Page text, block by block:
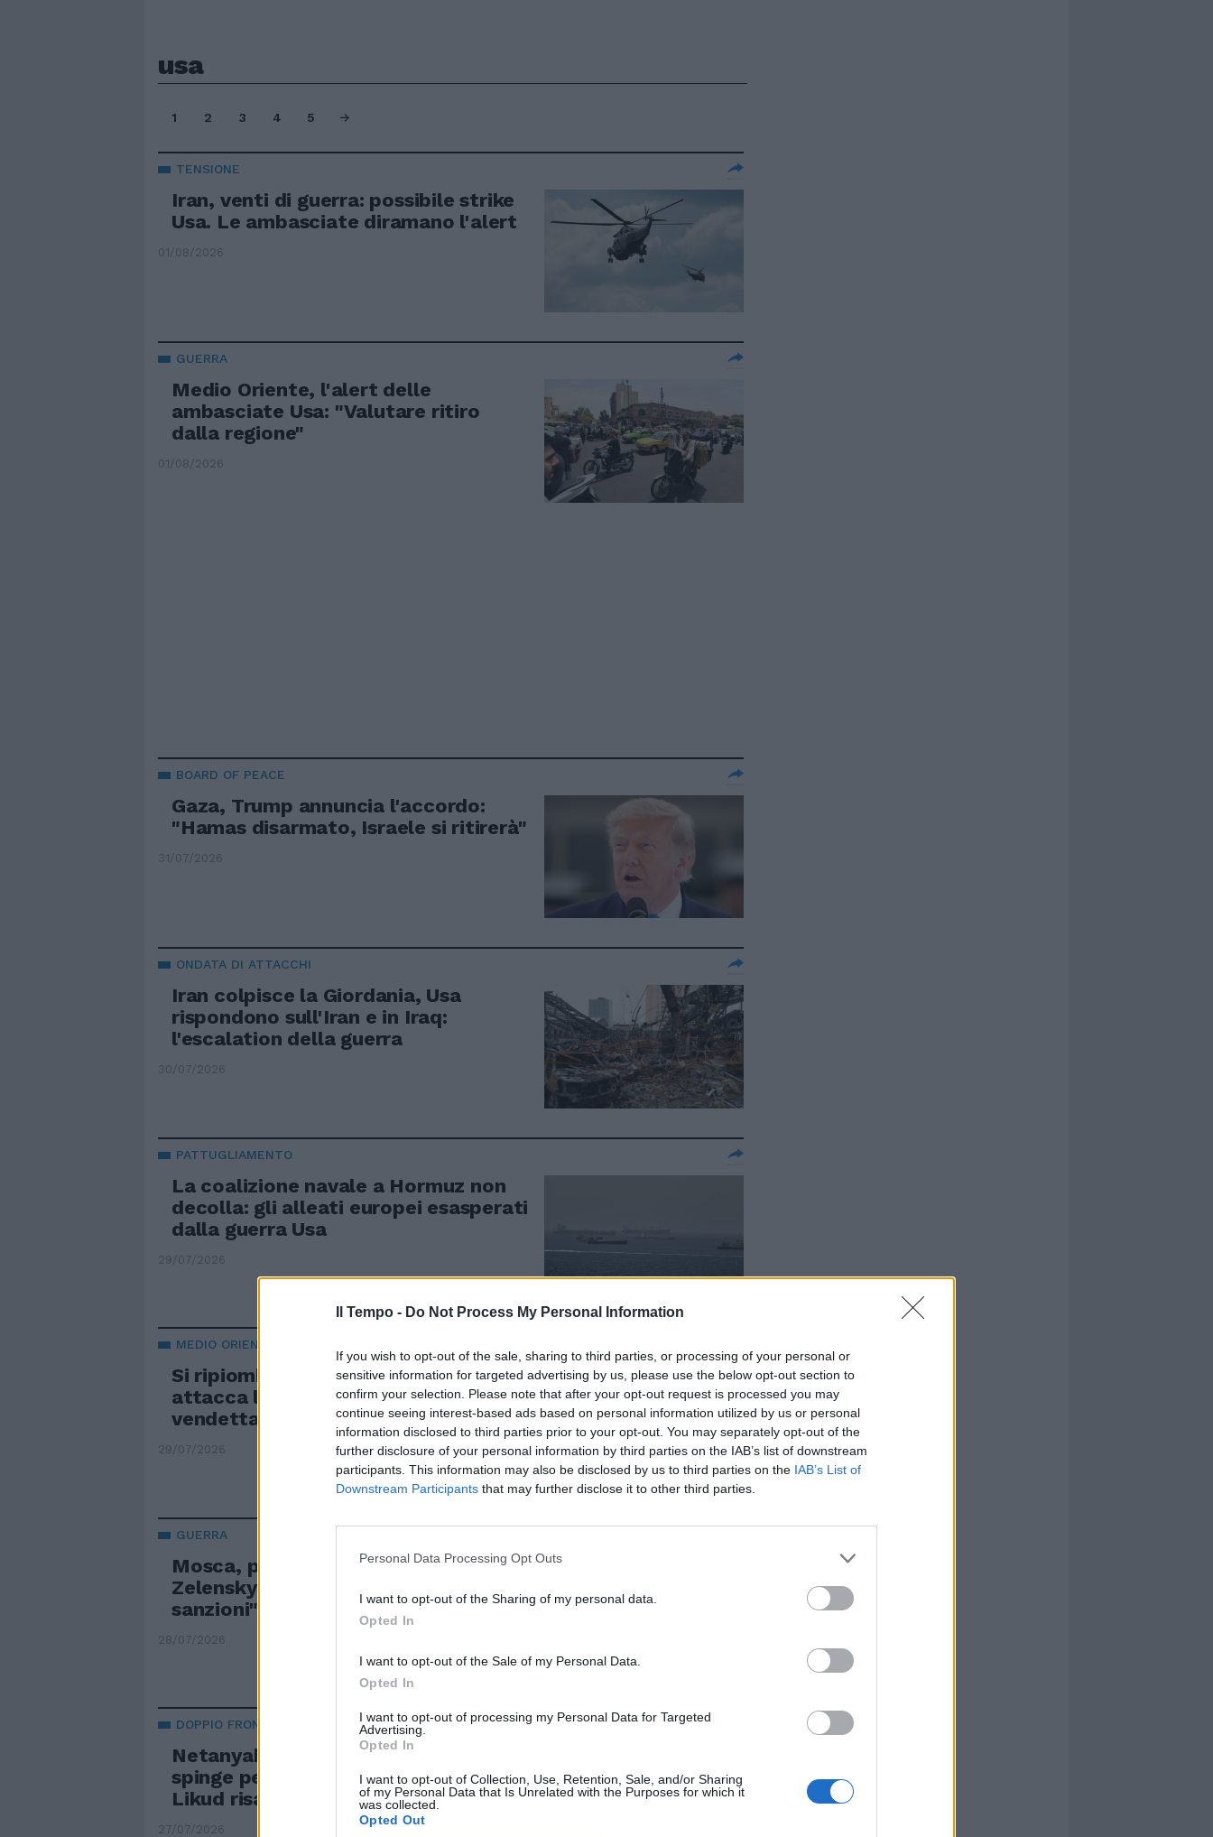
Il Tempo - Do Not Process My Personal Information
If you wish to opt-out of the sale, sharing to third parties, or processing of your personal or
sensitive information for targeted advertising by us, please use the below opt-out section to
confirm your selection. Please note that after your opt-out request is processed you may
continue seeing interest-based ads based on personal information utilized by us or personal
information disclosed to third parties prior to your opt-out. You may separately opt-out of the
further disclosure of your personal information by third parties on the IAB’s list of downstream
participants. This information may also be disclosed by us to third parties on the IAB’s List of
Downstream Participants that may further disclose it to other third parties.
Personal Data Processing Opt Outs
I want to opt-out of the Sharing of my personal data.
Opted In
I want to opt-out of the Sale of my Personal Data.
Opted In
I want to opt-out of processing my Personal Data for Targeted
Advertising.
Opted In
I want to opt-out of Collection, Use, Retention, Sale, and/or Sharing
of my Personal Data that Is Unrelated with the Purposes for which it
was collected.
Opted Out
usa
1 2 3 4 5
TENSIONE
Iran, venti di guerra: possibile strike
Usa. Le ambasciate diramano l'alert
01/08/2026
GUERRA
Medio Oriente, l'alert delle
ambasciate Usa: "Valutare ritiro
dalla regione"
01/08/2026
BOARD OF PEACE
Gaza, Trump annuncia l'accordo:
"Hamas disarmato, Israele si ritirerà"
31/07/2026
ONDATA DI ATTACCHI
Iran colpisce la Giordania, Usa
rispondono sull'Iran e in Iraq:
l'escalation della guerra
30/07/2026
PATTUGLIAMENTO
La coalizione navale a Hormuz non
decolla: gli alleati europei esasperati
dalla guerra Usa
29/07/2026
MEDIO ORIENTE SENZA PACE
Si ripiomba nel baratro: l'Iran
attacca la base in Giordania, poi la
vendetta degli Usa
29/07/2026
GUERRA
Mosca, pioggia di droni da Kiev. E
Zelensky incontra Trump: "Nuove
sanzioni"
28/07/2026
DOPPIO FRONTE
Netanyahu vola da Trump e la Siria
spinge per l'accordo di sicurezza. Il
Likud risale nei sondaggi
27/07/2026